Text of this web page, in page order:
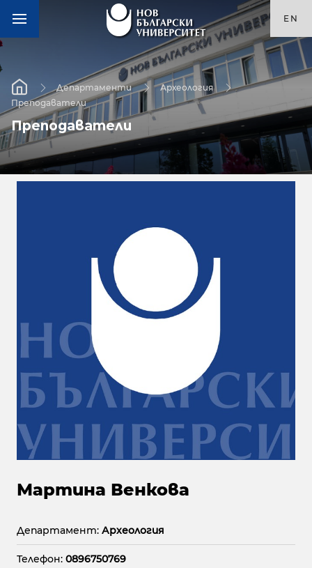
EN
Департаменти
Археология
Преподаватели
Преподаватели
Мартина Венкова
Департамент: Археология
Телефон: 0896750769